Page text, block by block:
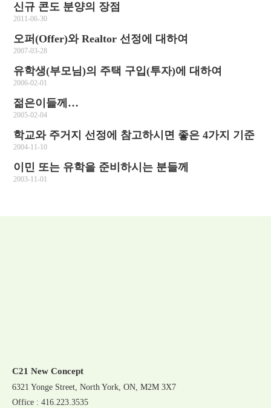
신규 콘도 분양의 장점
2011-06-30
오퍼(Offer)와 Realtor 선정에 대하여
2007-03-28
유학생(부모님)의 주택 구입(투자)에 대하여
2006-02-01
젊은이들께…
2005-02-04
학교와 주거지 선정에 참고하시면 좋은 4가지 기준
2004-11-10
이민 또는 유학을 준비하시는 분들께
2003-11-01
C21 New Concept
6321 Yonge Street, North York, ON, M2M 3X7
Office : 416.223.3535